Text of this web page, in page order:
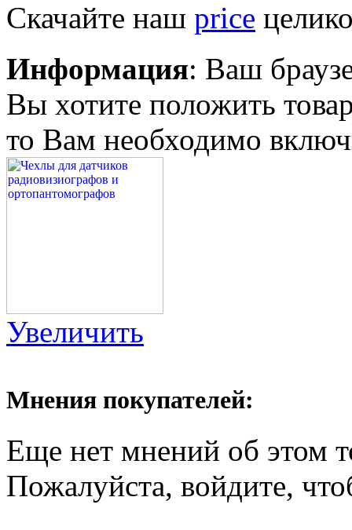
Скачайте наш price
Информация: Ваш
Вы хотите положить
то Вам необходимо
Увеличить
Мнения покупателей:
Еще нет мнений об этом
Пожалуйста, войдите,